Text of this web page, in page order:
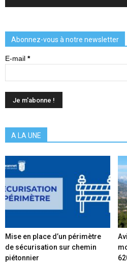
Abonnez-vous à notre newsletter
E-mail *
A LA UNE
Mise en place d’un périmètre
de sécurisation sur chemin
piétonnier